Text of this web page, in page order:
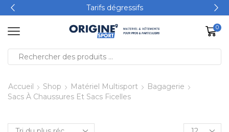
Tarifs dégressifs
0
Accueil Shop Matériel Multisport
Bagagerie
Sacs À Chaussures Et Sacs Ficelles